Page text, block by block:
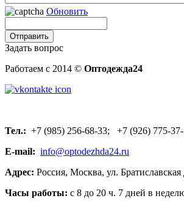
Обновить
Задать вопрос
Работаем с 2014 © Оптодежда24
Тел.: +7 (985) 256-68-33; +7 (926) 775-
E-mail: info@optodezhda24.ru
Адрес: Россия, Москва, ул. Братиславская
Часы работы: с 8 до 20 ч. 7 дней в